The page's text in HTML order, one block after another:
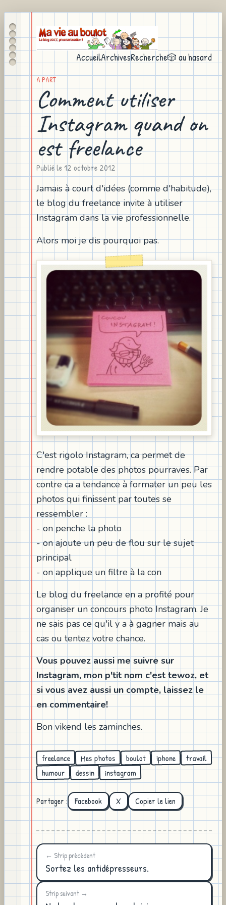
AccueilArchivesRecherche🎲 au hasard
A PART
Comment utiliser
Instagram quand on
est freelance
Publié le12 octobre 2012
Jamais à court d'idées (comme d'habitude),
le blog du freelance invite à utiliser
Instagram dans la vie professionnelle.
Alors moi je dis pourquoi pas.
C'est rigolo Instagram, ca permet de
rendre potable des photos pourraves. Par
contre ca a tendance à formater un peu les
photos qui finissent par toutes se
ressembler :
- on penche la photo
- on ajoute un peu de flou sur le sujet
principal
- on applique un filtre à la con
Le blog du freelance en a profité pour
organiser un concours photo Instagram. Je
ne sais pas ce qu'il y a à gagner mais au
cas ou tentez votre chance.
Vous pouvez aussi me suivre sur
Instagram, mon p'tit nom c'est tewoz, et
si vous avez aussi un compte, laissez le
en commentaire!
Bon vikend les zaminches.
freelance Mes photos boulot iphone travail
humour dessin instagram
Partager : Facebook X Copier le lien
← Strip précédent
Sortez les antidépresseurs.
Strip suivant →